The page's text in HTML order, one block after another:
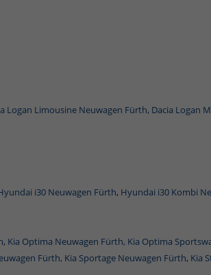
Logan Limousine Neuwagen Fürth, Dacia Logan
i30 Neuwagen Fürth, Hyundai i30 Kombi
, Kia Optima Neuwagen Fürth, Kia Optima
Fürth, Kia Sportage Neuwagen Fürth, Kia